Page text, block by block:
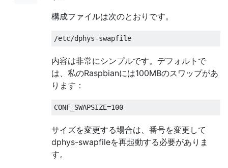
構成ファイルは次のとおりです。
内容は非常にシンプルです。デフォルトで
は、私のRaspbianには100MBのスワップがあ
ります：
サイズを変更する場合は、番号を変更して
dphys-swapfileを再起動する必要がありま
す。